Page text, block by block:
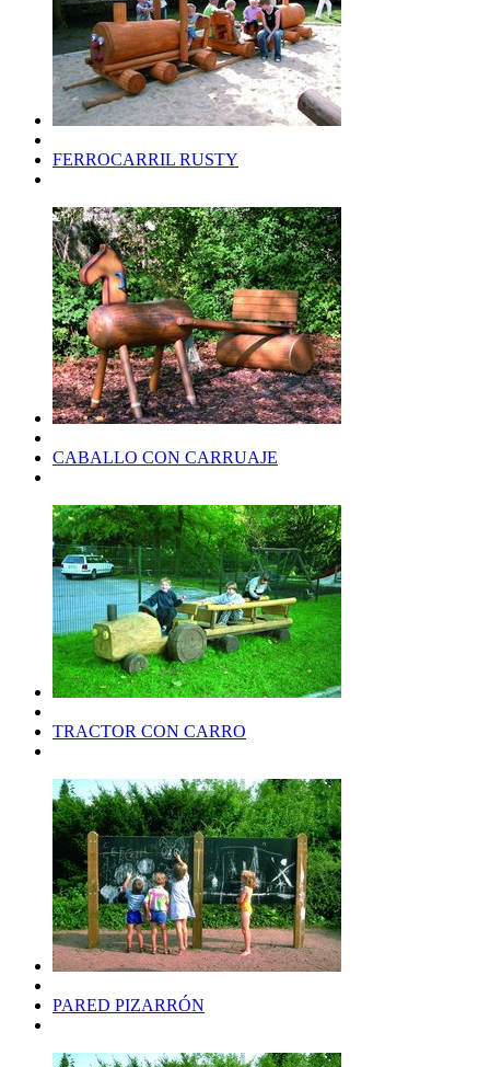
FERROCARRIL RUSTY
CABALLO CON CARRUAJE
TRACTOR CON CARRO
PARED PIZARRÓN